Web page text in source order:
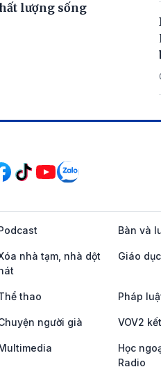
lượng sống
Bàn và
nhà tạm, nhà dột
Giáo
thao Pháp
người già VOV2
Học
Radio